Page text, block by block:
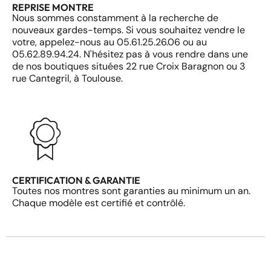
REPRISE MONTRE
Nous sommes constamment à la recherche de
nouveaux gardes-temps. Si vous souhaitez vendre le
votre, appelez-nous au 05.61.25.26.06 ou au
05.62.89.94.24. N'hésitez pas à vous rendre dans une
de nos boutiques situées 22 rue Croix Baragnon ou 3
rue Cantegril, à Toulouse.
CERTIFICATION & GARANTIE
Toutes nos montres sont garanties au minimum un an.
Chaque modèle est certifié et contrôlé.